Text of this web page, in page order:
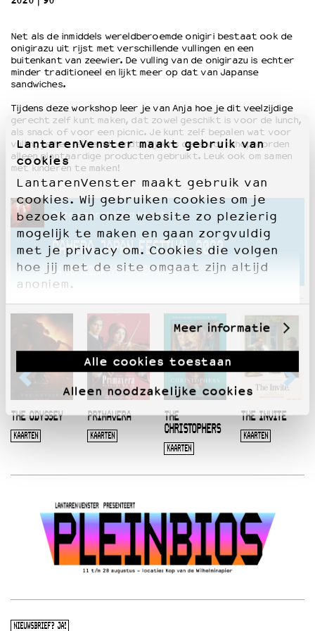
LantarenVenster maakt gebruik van
cookies
LantarenVenster maakt gebruik van
cookies. Wij gebruiken cookies om je
bezoek aan onze website zo plezierig
mogelijk te maken en gaan zorgvuldig
met je privacy om. Cookies die volgen
hoe jij met de site omgaat zijn altijd
anoniem.
Meer informatie
Alle cookies toestaan
Alleen noodzakelijke cookies
OVER LANTARENVENSTER
Wat we doen
Werken bij
Wie is wie
Word vriend
Historie
Partners
Huisregels
Privacyverklaring
Integriteits- en gedragscode
Duurzaamheid
Culturele boycot Israël
Ruimte voor artistieke vrijheid – VNPF
Net als de inmiddels wereldberoemde onigiri bestaat ook de
onigirazu uit rijst met verschillende vullingen en een
buitenkant van zeewier. De vulling van de onigirazu is echter
minder traditioneel en lijkt meer op dat van Japanse
sandwiches.
Tijdens deze workshop leer je van Anja hoe je dit veelzijdige
gerecht zelf kunt maken, dat zowel geschikt is voor de lunch,
als snack of voor een picnic. Je kunt zelf bepalen wat voor
vulling je het lekkerst vindt. Tijdens deze workshop worden
alleen plantaardige producten gebruikt. Leuk ook om samen
met kinderen te maken!
Deze voorstelling hoort bij
CAMERA JAPAN FESTIVAL 2020
24 SEP 2020 T/M 27 SEP 2020
THE ODYSSEY
KAARTEN
PRIMAVERA
KAARTEN
THE
CHRISTOPHERS
KAARTEN
THE INVITE
KAARTEN
NIEUWSBRIEF? JA!